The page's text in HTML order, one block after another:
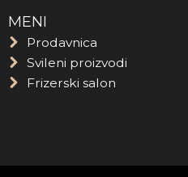
MENI
Prodavnica
Svileni proizvodi
Frizerski salon